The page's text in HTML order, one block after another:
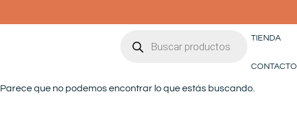
al
productos
TIENDA
CONTACTO
Parece que no podemos encontrar lo que estás buscando.